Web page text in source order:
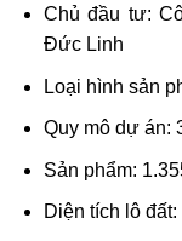
Chủ đầu tư:
Đức Linh
Loại hình sản
Quy mô dự án:
Sản phẩm:
Diện tích lô